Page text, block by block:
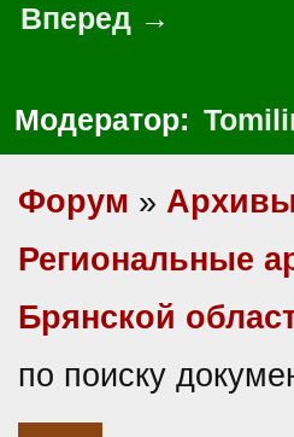
Вперед →
Модератор:
Форум »
Региональные
Брянской
по поиску